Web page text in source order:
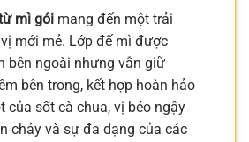
mì gói mang đến một trải
mới mẻ. Lớp đế mì được
bên ngoài nhưng vẫn giữ
bên trong, kết hợp hoàn hảo
của sốt cà chua, vị béo ngậy
chảy và sự đa dạng của các